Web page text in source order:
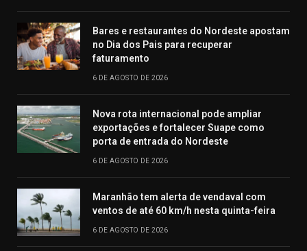
Bares e restaurantes do Nordeste apostam
no Dia dos Pais para recuperar
faturamento
6 DE AGOSTO DE 2026
Nova rota internacional pode ampliar
exportações e fortalecer Suape como
porta de entrada do Nordeste
6 DE AGOSTO DE 2026
Maranhão tem alerta de vendaval com
ventos de até 60 km/h nesta quinta-feira
6 DE AGOSTO DE 2026